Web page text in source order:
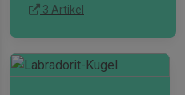
3 Artikel